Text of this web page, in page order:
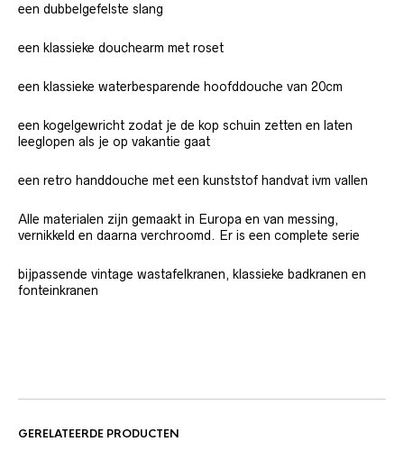
een dubbelgefelste slang
een klassieke douchearm met roset
een klassieke waterbesparende hoofddouche van 20cm
een kogelgewricht zodat je de kop schuin zetten en laten
leeglopen als je op vakantie gaat
een retro handdouche met een kunststof handvat ivm vallen
Alle materialen zijn gemaakt in Europa en van messing,
vernikkeld en daarna verchroomd. Er is een complete serie
bijpassende vintage wastafelkranen, klassieke badkranen en
fonteinkranen
GERELATEERDE PRODUCTEN